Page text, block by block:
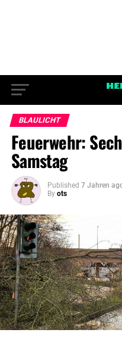
BLAULICHT
Feuerwehr:
Samstag
Published 7 Jahren
By ots